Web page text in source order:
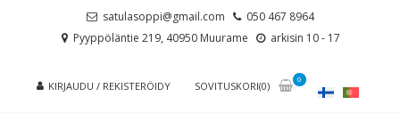
satulasoppi@gmail.com
050 467 8964
Pyyppöläntie 219, 40950 Muurame
arkisin 10 - 17
KIRJAUDU / REKISTERÖIDY SOVITUSKORI(0)
0